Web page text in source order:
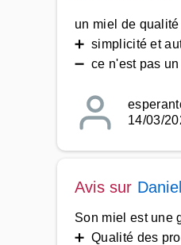
un miel de
➕ simplicité et
➖ ce n'est pas
14/03/
Avis sur
Son miel est une
➕ Qualité des